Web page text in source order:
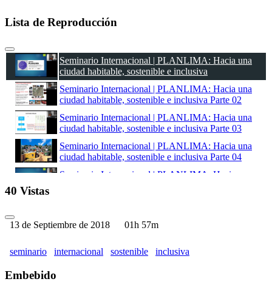
Lista de Reproducción
Seminario Internacional | PLANLIMA: Hacia una
ciudad habitable, sostenible e inclusiva
Seminario Internacional | PLANLIMA: Hacia una
ciudad habitable, sostenible e inclusiva Parte 02
Seminario Internacional | PLANLIMA: Hacia una
ciudad habitable, sostenible e inclusiva Parte 03
Seminario Internacional | PLANLIMA: Hacia una
ciudad habitable, sostenible e inclusiva Parte 04
Seminario Internacional | PLANLIMA: Hacia una
40 Vistas
13 de Septiembre de 2018 01h 57m
seminario internacional sostenible inclusiva
Embebido